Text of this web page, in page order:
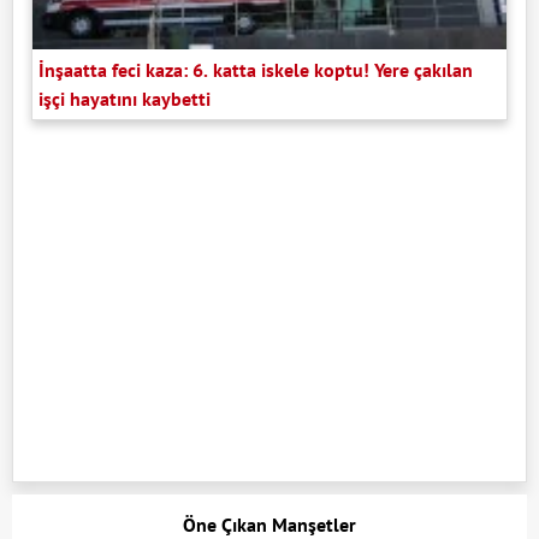
İnşaatta feci kaza: 6. katta iskele koptu! Yere çakılan
işçi hayatını kaybetti
Öne Çıkan Manşetler